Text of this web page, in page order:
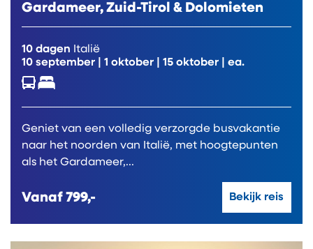
Gardameer, Zuid-Tirol & Dolomieten
10 dagen Italië
10 september
1 oktober 15 oktober | ea.
Geniet van een volledig verzorgde busvakantie
naar het noorden van Italië, met hoogtepunten
als het Gardameer,...
Vanaf 799,- Bekijk reis